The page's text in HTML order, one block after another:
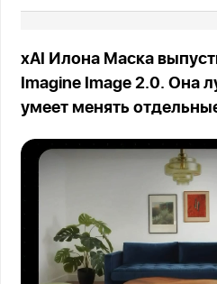
xAI Илона Маска
Imagine Image 2.0. Она
умеет менять